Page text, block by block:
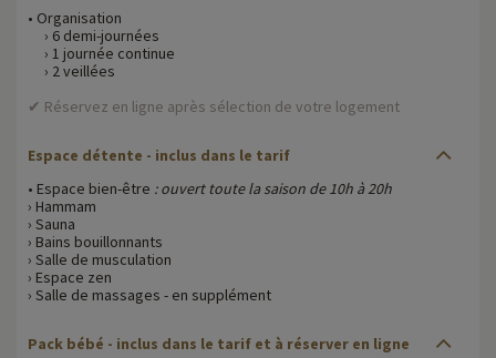
• Organisation
› 6 demi-journées
› 1 journée continue
› 2 veillées
✔ Réservez en ligne après sélection de votre logement
Espace détente - inclus dans le tarif
• Espace bien-être : ouvert toute la saison de 10h à 20h
› Hammam
› Sauna
› Bains bouillonnants
› Salle de musculation
› Espace zen
› Salle de massages - en supplément
Pack bébé - inclus dans le tarif et à réserver en ligne